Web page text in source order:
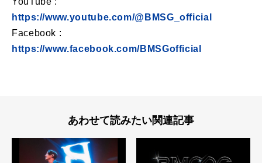
https://www.youtube.com/@BMSG_official
Facebook :
https://www.facebook.com/BMSGofficial
あわせて読みたい関連記事